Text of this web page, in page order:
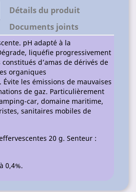
Détails du produit
Documents joints
pH adapté à la
liquéfie progressivement
d’amas de dérivés de
organiques
les émissions de mauvaises
de gaz. Particulièrement
car, domaine maritime,
sanitaires mobiles de
20 g. Senteur :
0,4%.